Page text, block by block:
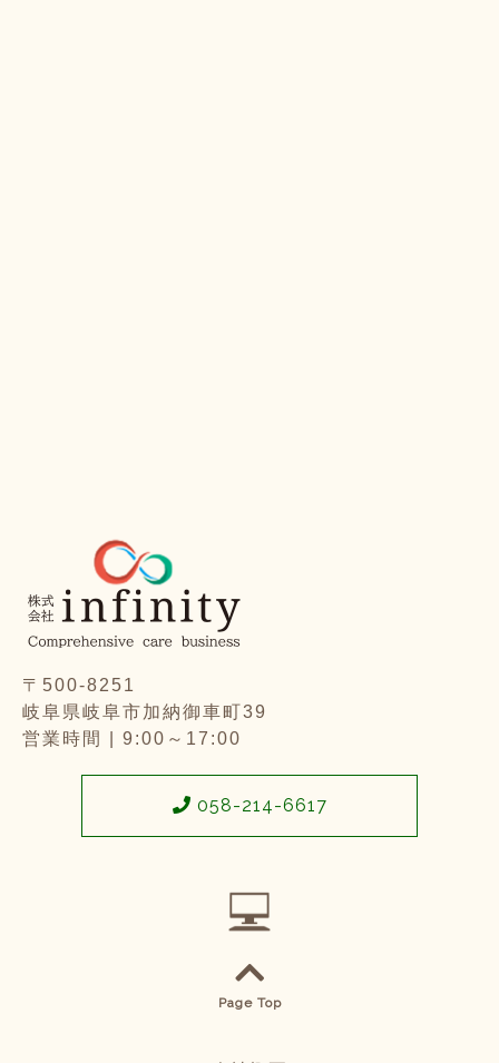
〒500-8251
岐阜県岐阜市加納御車町39
営業時間 | 9:00～17:00
058-214-6617
Page Top